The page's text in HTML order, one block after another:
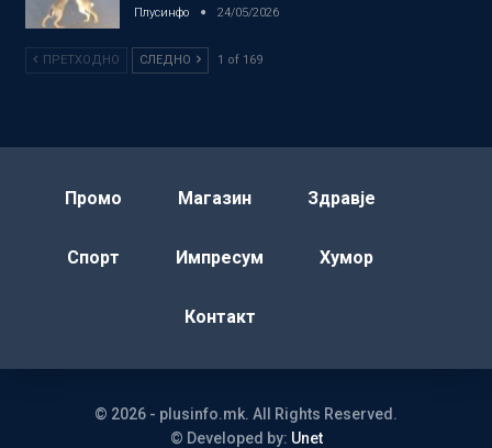
Плусинфо 24/05/2026
ПРЕТХОДНО СЛЕДНО 1 of 169
Промо Магазин Здравје
Спорт Импресум Хумор
Контакт
© 2026 - plusinfo.mk. All Rights Reserved.
© Developed by: Unet